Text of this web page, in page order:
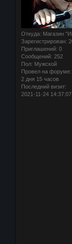
Откуда: Магазин
Зарегистрирован:
Приглашений: 0
Сообщений: 252
Пол: Мужской
Провел на форуме:
2 дня 15 часов
Последний визит:
2021-11-24 14:37:07